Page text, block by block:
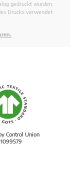
gedruckt wurden,
Drucks verwendet
Control Union